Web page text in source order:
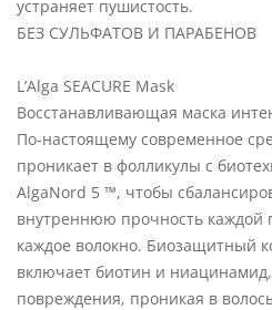
устраняет пушистость.
БЕЗ СУЛЬФАТОВ И ПАРАБЕНОВ
L’Alga SEACURE Mask
Восстанавливающая маска
По-настоящему современное
проникает в фолликулы с
AlgaNord 5 ™, чтобы
внутреннюю прочность каждой
каждое волокно. Биозащитный
включает биотин и ниацинамид,
повреждения, проникая в